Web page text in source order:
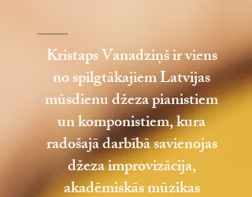
Kristaps Vanadziņš ir viens
no spilgtākajiem Latvijas
mūsdienu džeza pianistiem
un komponistiem, kura
radošajā darbībā savienojas
džeza improvizācija,
akadēmiskās mūzikas